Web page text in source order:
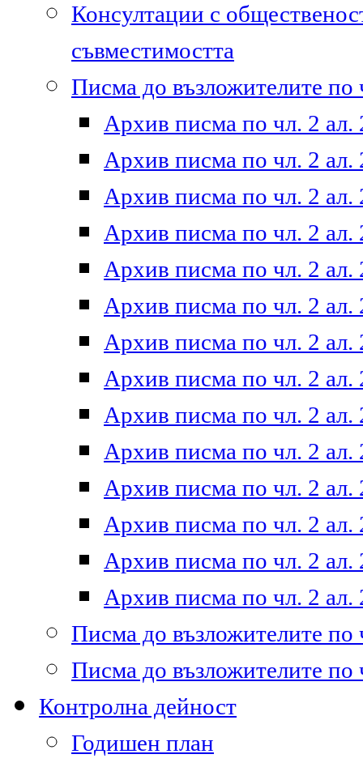
Консултации с
съвместимостта
Писма до възложителите по
Архив писма по чл. 2 ал.
Архив писма по чл. 2 ал.
Архив писма по чл. 2 ал.
Архив писма по чл. 2 ал.
Архив писма по чл. 2 ал.
Архив писма по чл. 2 ал.
Архив писма по чл. 2 ал.
Архив писма по чл. 2 ал.
Архив писма по чл. 2 ал.
Архив писма по чл. 2 ал.
Архив писма по чл. 2 ал.
Архив писма по чл. 2 ал.
Архив писма по чл. 2 ал.
Архив писма по чл. 2 ал.
Писма до възложителите по
Писма до възложителите по
Контролна дейност
Годишен план